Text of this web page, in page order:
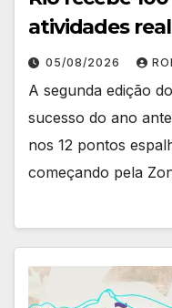
atividades
05/08/2026
A segunda edição
sucesso do ano
nos 12 pontos
começando pela